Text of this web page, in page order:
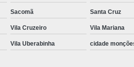
Régua de Tomadas com
Sacomã Santa Cruz
Vila Cruzeiro Vila Mariana
Vila Uberabinha cidade